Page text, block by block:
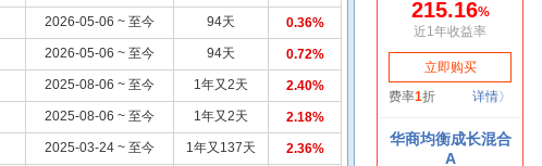
2026-05-06 ~ 至今 94天 0.36%
2026-05-06 ~ 至今 94天 0.72%
2025-08-06 ~ 至今 1年又2天 2.40%
2025-08-06 ~ 至今 1年又2天 2.18%
2025-03-24 ~ 至今 1年又137天 2.36%